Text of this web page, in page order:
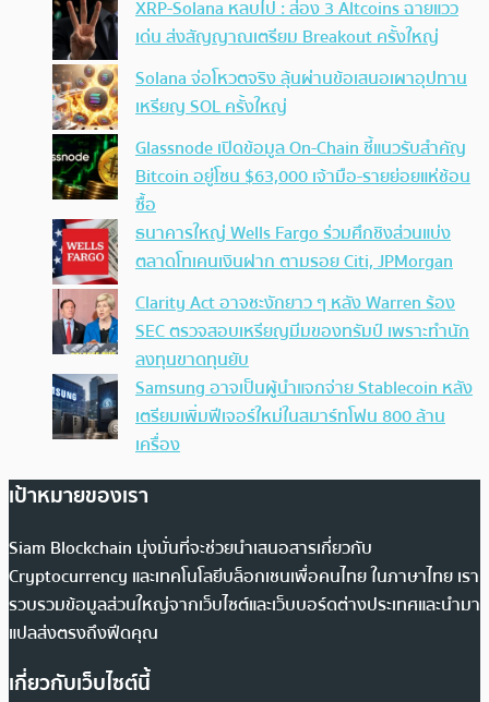
XRP-Solana หลบไป : ส่อง 3 Altcoins ฉายแวว
เด่น ส่งสัญญาณเตรียม Breakout ครั้งใหญ่
Solana จ่อโหวตจริง ลุ้นผ่านข้อเสนอเผาอุปทาน
เหรียญ SOL ครั้งใหญ่
Glassnode เปิดข้อมูล On-Chain ชี้แนวรับสำคัญ
Bitcoin อยู่โซน $63,000 เจ้ามือ-รายย่อยแห่ช้อน
ซื้อ
ธนาคารใหญ่ Wells Fargo ร่วมศึกชิงส่วนแบ่ง
ตลาดโทเคนเงินฝาก ตามรอย Citi, JPMorgan
Clarity Act อาจชะงักยาว ๆ หลัง Warren ร้อง
SEC ตรวจสอบเหรียญมีมของทรัมป์ เพราะทำนัก
ลงทุนขาดทุนยับ
Samsung อาจเป็นผู้นำแจกจ่าย Stablecoin หลัง
เตรียมเพิ่มฟีเจอร์ใหม่ในสมาร์ทโฟน 800 ล้าน
เครื่อง
เป้าหมายของเรา
Siam Blockchain มุ่งมั่นที่จะช่วยนำเสนอสารเกี่ยวกับ
Cryptocurrency และเทคโนโลยีบล็อกเชนเพื่อคนไทย ในภาษาไทย เรา
รวบรวมข้อมูลส่วนใหญ่จากเว็บไซต์และเว็บบอร์ดต่างประเทศและนำมา
แปลส่งตรงถึงฟีดคุณ
เกี่ยวกับเว็บไซต์นี้